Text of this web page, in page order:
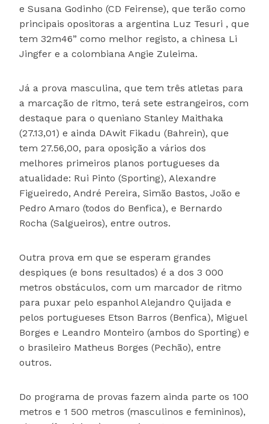
e Susana Godinho (CD Feirense), que terão como
principais opositoras a argentina Luz Tesuri , que
tem 32m46” como melhor registo, a chinesa Li
Jingfer e a colombiana Angie Zuleima.
Já a prova masculina, que tem três atletas para
a marcação de ritmo, terá sete estrangeiros, com
destaque para o queniano Stanley Maithaka
(27.13,01) e ainda DAwit Fikadu (Bahrein), que
tem 27.56,00, para oposição a vários dos
melhores primeiros planos portugueses da
atualidade: Rui Pinto (Sporting), Alexandre
Figueiredo, André Pereira, Simão Bastos, João e
Pedro Amaro (todos do Benfica), e Bernardo
Rocha (Salgueiros), entre outros.
Outra prova em que se esperam grandes
despiques (e bons resultados) é a dos 3 000
metros obstáculos, com um marcador de ritmo
para puxar pelo espanhol Alejandro Quijada e
pelos portugueses Etson Barros (Benfica), Miguel
Borges e Leandro Monteiro (ambos do Sporting) e
o brasileiro Matheus Borges (Pechão), entre
outros.
Do programa de provas fazem ainda parte os 100
metros e 1 500 metros (masculinos e femininos),